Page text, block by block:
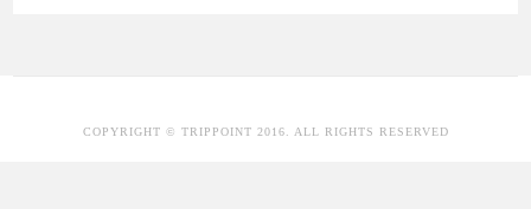
COPYRIGHT © TRIPPOINT 2016. ALL RIGHTS RESERVED